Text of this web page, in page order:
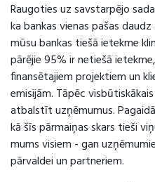
Raugoties uz savstarpējo
ka bankas vienas pašas
mūsu bankas tiešā ietekme
pārējie 95% ir netiešā
finansētajiem projektiem un
emisijām. Tāpēc
atbalstīt uzņēmumus.
kā šīs pārmaiņas skars tieši
mums visiem - gan
pārvaldei un partneriem.